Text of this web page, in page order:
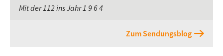
Mit der 112 ins Jahr 1 9 6 4
Zum Sendungsblog